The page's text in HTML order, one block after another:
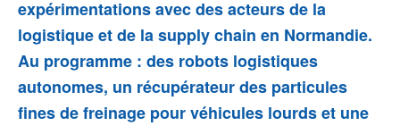
expérimentations avec des acteurs de la
logistique et de la supply chain en Normandie.
Au programme : des robots logistiques
autonomes, un récupérateur des particules
fines de freinage pour véhicules lourds et une